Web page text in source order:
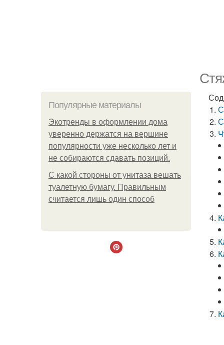
Популярные материалы
Экотренды в оформлении дома
уверенно держатся на вершине
популярности уже несколько лет и
не собираются сдавать позиций.
С какой стороны от унитаза вешать
туалетную бумагу. Правильным
считается лишь один способ